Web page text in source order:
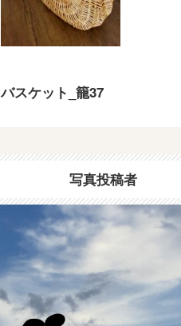
バスケット_籠37
写真投稿者